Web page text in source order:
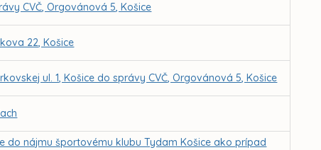
CVČ, Orgovánová 5, Košice
22, Košice
ul. 1, Košice do správy CVČ, Orgovánová 5, Košice
do nájmu športovému klubu Tydam Košice ako prípad